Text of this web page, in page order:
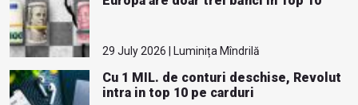
29 July 2026 | Luminița Mîndrilă
Cu 1 MIL. de conturi deschise, Revolut
intra in top 10 pe carduri